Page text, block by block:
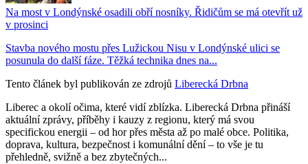
Na most v Londýnské osadili obří nosníky. Řidičům se má otevřít už
v prosinci
Stavba nového mostu přes Lužickou Nisu v Londýnské ulici se
posunula do další fáze. Těžká technika dnes na...
Tento článek byl publikován ze zdrojů Liberecká Drbna
Liberec a okolí očima, které vidí zblízka. Liberecká Drbna přináší
aktuální zprávy, příběhy i kauzy z regionu, který má svou
specifickou energii – od hor přes města až po malé obce. Politika,
doprava, kultura, bezpečnost i komunální dění – to vše je tu
přehledně, svižně a bez zbytečných...